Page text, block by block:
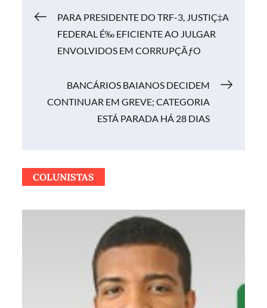
Navegação
de
Post
PARA PRESIDENTE DO TRF-3, JUSTIÇ‡A
FEDERAL É‰ EFICIENTE AO JULGAR
ENVOLVIDOS EM CORRUPÇÃƒO
BANCÁRIOS BAIANOS DECIDEM
CONTINUAR EM GREVE; CATEGORIA
ESTÁ PARADA HÁ 28 DIAS
COLUNISTAS